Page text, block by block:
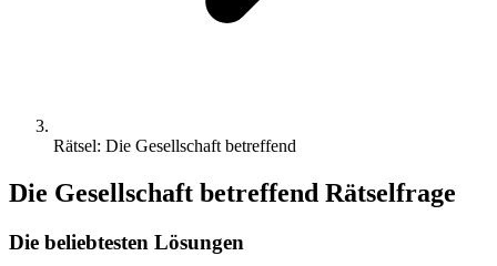
Rätsel: Die Gesellschaft betreffend
Die Gesellschaft betreffend Rätselfrage
Die beliebtesten Lösungen